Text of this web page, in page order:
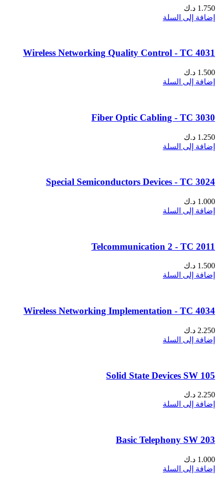
1.750 د.ك
إضافة إلى السلة
Wireless Networking Quality Control - TC 4031
1.500 د.ك
إضافة إلى السلة
Fiber Optic Cabling - TC 3030
1.250 د.ك
إضافة إلى السلة
Special Semiconductors Devices - TC 3024
1.000 د.ك
إضافة إلى السلة
Telcommunication 2 - TC 2011
1.500 د.ك
إضافة إلى السلة
Wireless Networking Implementation - TC 4034
2.250 د.ك
إضافة إلى السلة
Solid State Devices SW 105
2.250 د.ك
إضافة إلى السلة
Basic Telephony SW 203
1.000 د.ك
إضافة إلى السلة